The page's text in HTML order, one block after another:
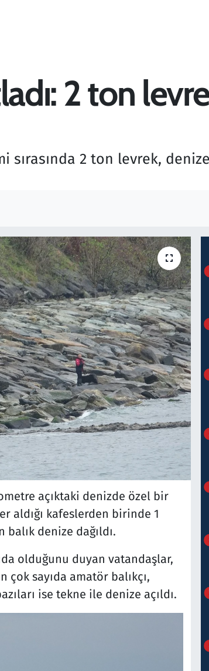
2 ton
2 ton levrek,
açıktaki denizde özel bir
aldığı kafeslerden birinde 1
balık denize dağıldı.
olduğunu duyan vatandaşlar,
sayıda amatör balıkçı,
ise tekne ile denize açıldı.